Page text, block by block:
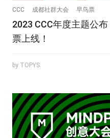
CCC 成都社群大会 早鸟票
2023 CCC年度主题公
票上线！
by TOPYS.